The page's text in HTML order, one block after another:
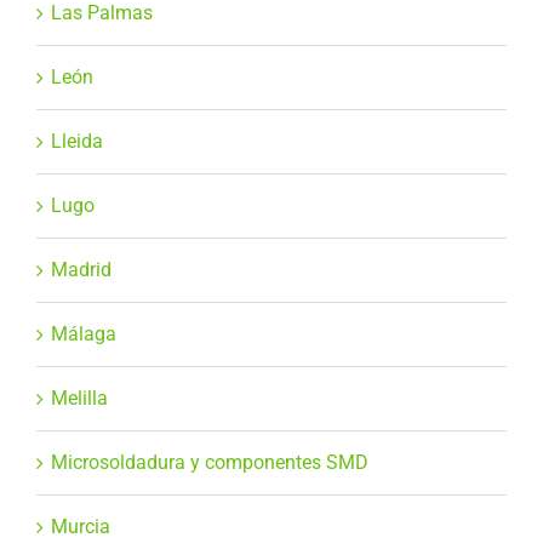
Las Palmas
León
Lleida
Lugo
Madrid
Málaga
Melilla
Microsoldadura y componentes SMD
Murcia